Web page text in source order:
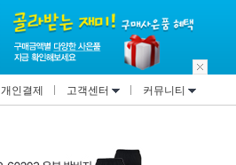
개인결제 고객센터 커뮤니티